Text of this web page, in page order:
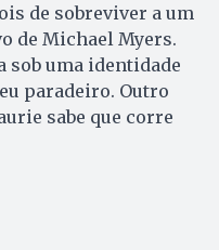
de sobreviver a um
de Michael Myers.
sob uma identidade
paradeiro. Outro
sabe que corre